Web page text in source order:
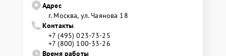
Адрес
г. Москва, ул. Чаянова 18
Контакты
+7 (495) 023-73-25
+7 (800) 100-33-26
Время работы